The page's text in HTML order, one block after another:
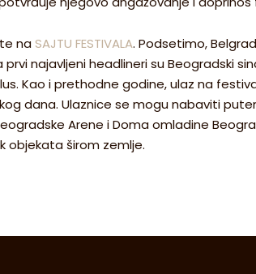
naSAJTU FESTIVALA. Podsetimo,
prvi najavljeni headlineri su Beogradski
Kao i prethodne godine, ulaz na
dana. Ulaznice se mogu nabaviti
Arene i Doma omladine
objekata širom zemlje.